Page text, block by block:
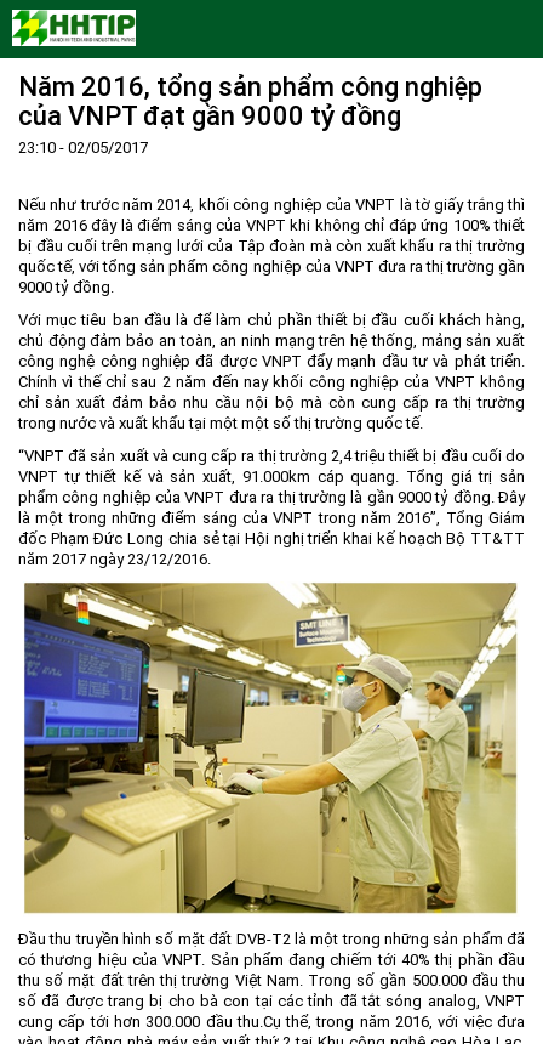
Trang Chủ
Giới thiệu
Tầm nhìn - Sứ mệnh
Lãnh đạo Ban Quản lý
Cơ cấu tổ chức
Chức năng, nhiệm vụ
Ban Quản lý Khu
Chính sách mới
Doanh nghiệp
Hợp tác quốc tế
Đào tạo và Nghiên cứu
Cách mạng công nghiệp lần thứ 4
Quy hoạch
Quy hoạch tổng thể
Quy hoạch khu chức năng
Ưu thế
Vị trí
Cơ sở hạ tầng
Cơ chế ưu đãi đầu tư
Cơ chế Một cửa
Nhà đầu tư
Hướng dẫn đầu tư
Trình tự, thủ tục đầu tư
Tiêu chí đầu tư
Quản lý và vận hành dự án đầu tư
Văn bản pháp luật
Các thủ tục hành chính
Đất đai
Đầu tư
Khu CNC Hòa Lạc
Lao động
Môi trường
Quy hoạch - Xây dựng
Ưu đãi đầu tư
Công nghệ và Sản phẩm
Văn bản khác
Thông báo
Tuyển dụng
Công khai ngân sách
Dữ liệu mở
FAQs
Liên hệ - Liên kết
Liên kết
Liên hệ
Năm 2016, tổng sản phẩm công nghiệp
của VNPT đạt gần 9000 tỷ đồng
23:10 - 02/05/2017
Nếu như trước năm 2014, khối công nghiệp của VNPT là tờ giấy trắng thì
năm 2016 đây là điểm sáng của VNPT khi không chỉ đáp ứng 100% thiết
bị đầu cuối trên mạng lưới của Tập đoàn mà còn xuất khẩu ra thị trường
quốc tế, với tổng sản phẩm công nghiệp của VNPT đưa ra thị trường gần
9000 tỷ đồng.
Với mục tiêu ban đầu là để làm chủ phần thiết bị đầu cuối khách hàng,
chủ động đảm bảo an toàn, an ninh mạng trên hệ thống, mảng sản xuất
công nghệ công nghiệp đã được VNPT đẩy mạnh đầu tư và phát triển.
Chính vì thế chỉ sau 2 năm đến nay khối công nghiệp của VNPT không
chỉ sản xuất đảm bảo nhu cầu nội bộ mà còn cung cấp ra thị trường
trong nước và xuất khẩu tại một một số thị trường quốc tế.
“VNPT đã sản xuất và cung cấp ra thị trường 2,4 triệu thiết bị đầu cuối do
VNPT tự thiết kế và sản xuất, 91.000km cáp quang. Tổng giá trị sản
phẩm công nghiệp của VNPT đưa ra thị trường là gần 9000 tỷ đồng. Đây
là một trong những điểm sáng của VNPT trong năm 2016”, Tổng Giám
đốc Phạm Đức Long chia sẻ tại Hội nghị triển khai kế hoạch Bộ TT&TT
năm 2017 ngày 23/12/2016.
Đầu thu truyền hình số mặt đất DVB-T2 là một trong những sản phẩm đã
có thương hiệu của VNPT. Sản phẩm đang chiếm tới 40% thị phần đầu
thu số mặt đất trên thị trường Việt Nam. Trong số gần 500.000 đầu thu
số đã được trang bị cho bà con tại các tỉnh đã tắt sóng analog, VNPT
cung cấp tới hơn 300.000 đầu thu.Cụ thể, trong năm 2016, với việc đưa